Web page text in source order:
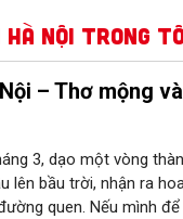
Hà Nội trong
– Thơ mộng
3, dạo một vòng
lên bầu trời, nhận ra
quen. Nếu mình